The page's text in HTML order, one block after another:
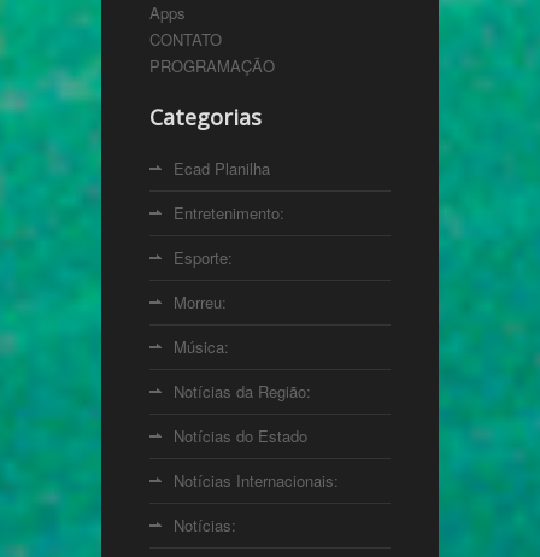
Apps
CONTATO
PROGRAMAÇÃO
Categorias
Ecad Planilha
Entretenimento:
Esporte:
Morreu:
Música:
Notícias da Região:
Notícias do Estado
Notícias Internacionais:
Notícias: